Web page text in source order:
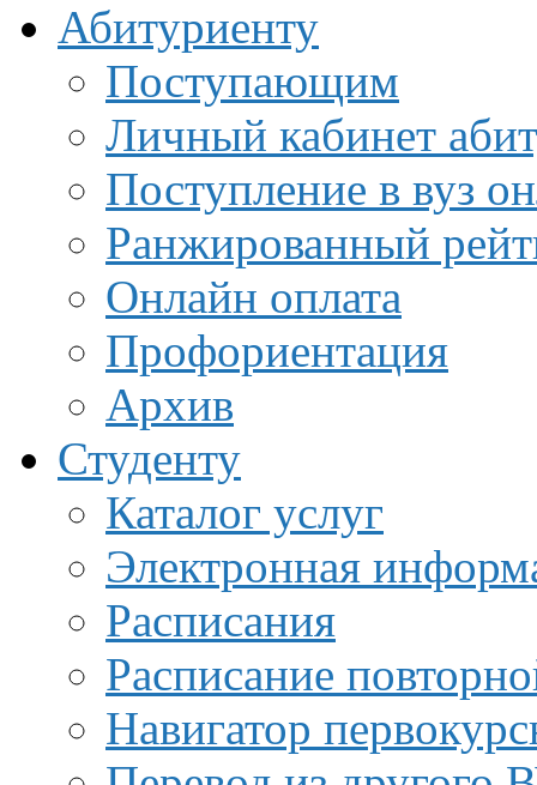
Абитуриенту
Поступающим
Личный кабинет
Поступление в вуз
Ранжированный
Онлайн оплата
Профориентация
Архив
Студенту
Каталог услуг
Электронная
Расписания
Расписание
Навигатор